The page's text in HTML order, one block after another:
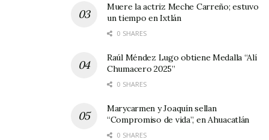
Muere la actriz Meche Carreño; estuvo
un tiempo en Ixtlán
0 SHARES
Raúl Méndez Lugo obtiene Medalla “Alí
Chumacero 2025”
0 SHARES
Marycarmen y Joaquín sellan
“Compromiso de vida”, en Ahuacatlán
0 SHARES